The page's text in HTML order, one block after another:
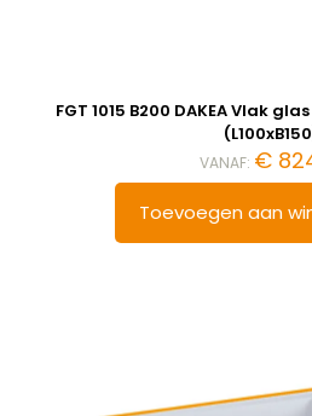
FGT 1015 B200 DAKEA Vlak
VANAF: €
Toevoegen aan